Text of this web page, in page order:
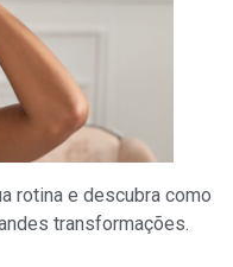
rotina e descubra como
transformações.